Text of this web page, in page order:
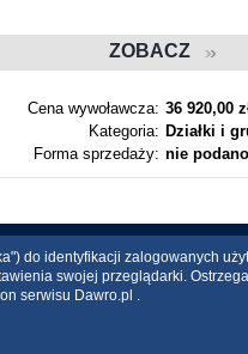
ZOBACZ
Cena wywoławcza: 36 920,00
Kategoria: Działki i
Forma sprzedaży: nie podano
do identyfikacji zalogowanych
swojej przeglądarki.
serwisu Dawro.pl .